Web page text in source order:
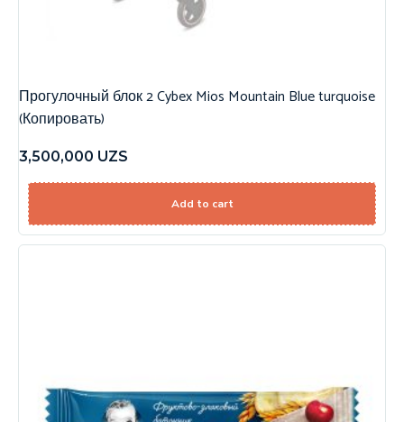
Прогулочный блок 2 Cybex Mios Mountain Blue turquoise
(Копировать)
3,500,000 UZS
Add to cart